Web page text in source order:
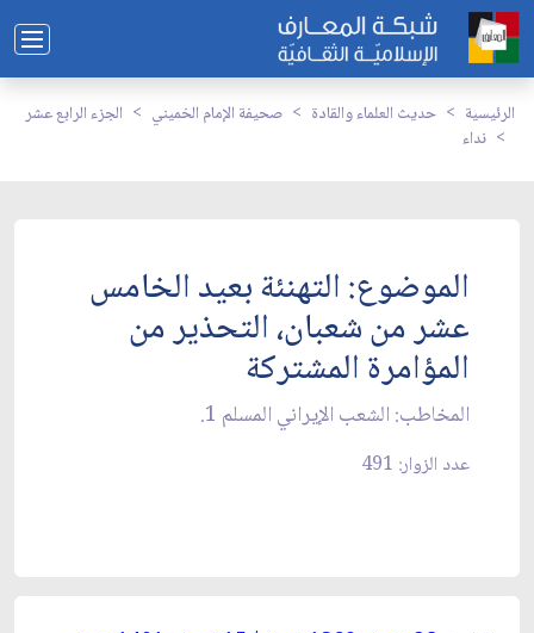
الرئيسية حديث العلماء والقادة صحيفة الإمام الخميني
الجزء الرابع عشر
نداء
الموضوع: التهنئة بعيد الخامس
عشر من شعبان، التحذير من
المؤامرة المشتركة
المخاطب: الشعب الإيراني المسلم 1.
عدد الزوار: 491